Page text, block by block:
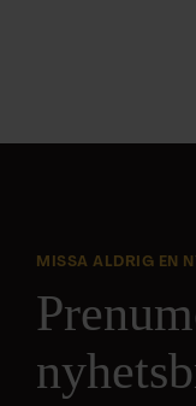
MISSA ALDRIG EN